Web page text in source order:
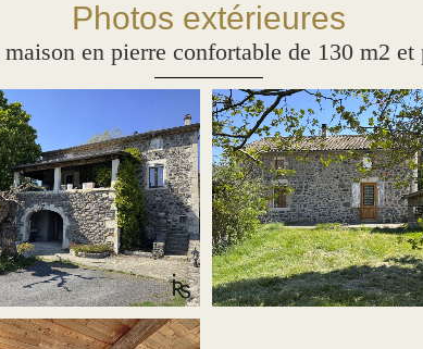
Photos extérieures
en pierre confortable de 130 m2 et